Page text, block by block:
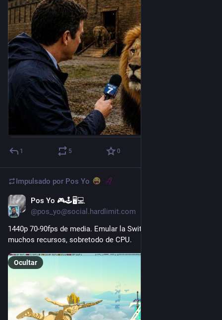
1 5 0
Impulsado por Pos Yo
Pos Yo 🎮🕹️🖥️💻
@pos_yo@social.hardlimit.com
1440p 70-90fps de media. Emular la Switch sigue requiriendo
muchos recursos, sobretodo de CPU.
Ocultar